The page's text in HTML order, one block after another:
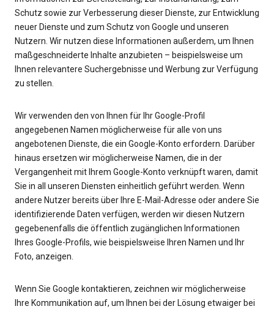
Schutz sowie zur Verbesserung dieser Dienste, zur Entwicklung
neuer Dienste und zum Schutz von Google und unseren
Nutzern. Wir nutzen diese Informationen außerdem, um Ihnen
maßgeschneiderte Inhalte anzubieten – beispielsweise um
Ihnen relevantere Suchergebnisse und Werbung zur Verfügung
zu stellen.
Wir verwenden den von Ihnen für Ihr Google-Profil
angegebenen Namen möglicherweise für alle von uns
angebotenen Dienste, die ein Google-Konto erfordern. Darüber
hinaus ersetzen wir möglicherweise Namen, die in der
Vergangenheit mit Ihrem Google-Konto verknüpft waren, damit
Sie in all unseren Diensten einheitlich geführt werden. Wenn
andere Nutzer bereits über Ihre E-Mail-Adresse oder andere Sie
identifizierende Daten verfügen, werden wir diesen Nutzern
gegebenenfalls die öffentlich zugänglichen Informationen
Ihres Google-Profils, wie beispielsweise Ihren Namen und Ihr
Foto, anzeigen.
Wenn Sie Google kontaktieren, zeichnen wir möglicherweise
Ihre Kommunikation auf, um Ihnen bei der Lösung etwaiger bei